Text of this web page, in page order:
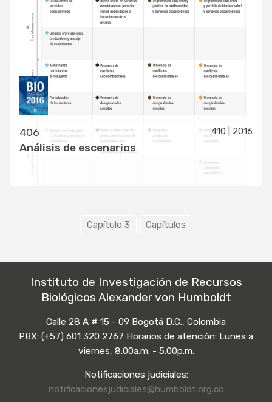
406 410 | 2016
Análisis de escenarios
Capítulo 3 Capítulos
Instituto de Investigación de Recursos
Biológicos Alexander von Humboldt
Calle 28 A # 15 - 09 Bogotá D.C., Colombia
PBX: (+57) 601 320 2767 Horarios de atención: Lunes a
viernes, 8:00a.m. - 5:00p.m.
Notificaciones judiciales:
notificacionesjudiciales@humboldt.org.co